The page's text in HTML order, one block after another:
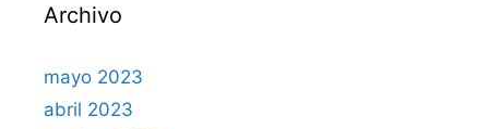
Archivo
mayo 2023
abril 2023